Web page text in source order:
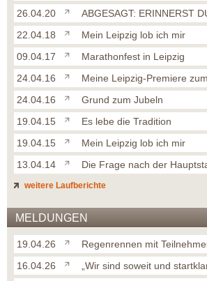
26.04.20
ABGESAGT: ERINNERST
22.04.18
Mein Leipzig lob ich mir
09.04.17
Marathonfest in Leipzig
24.04.16
Meine Leipzig-Premiere
24.04.16
Grund zum Jubeln
19.04.15
Es lebe die Tradition
19.04.15
Mein Leipzig lob ich mir
13.04.14
Die Frage nach der
weitere Laufberichte
MELDUNGEN
19.04.26
Regenrennen mit
16.04.26
„Wir sind soweit und